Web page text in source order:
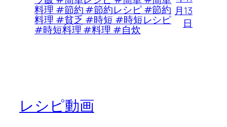
料理 #節約 #節約レシピ #節約
料理 #貧乏 #時短 #時短レシピ
#時短料理 #料理 #自炊
月13
日
レシピ動画